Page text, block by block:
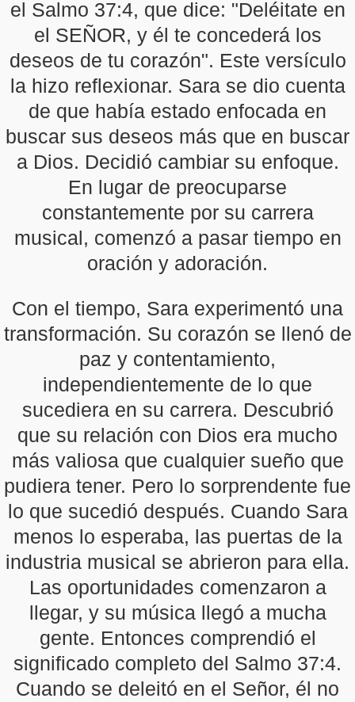
el Salmo 37:4, que dice: "Deléitate en
el SEÑOR, y él te concederá los
deseos de tu corazón". Este versículo
la hizo reflexionar. Sara se dio cuenta
de que había estado enfocada en
buscar sus deseos más que en buscar
a Dios. Decidió cambiar su enfoque.
En lugar de preocuparse
constantemente por su carrera
musical, comenzó a pasar tiempo en
oración y adoración.
Con el tiempo, Sara experimentó una
transformación. Su corazón se llenó de
paz y contentamiento,
independientemente de lo que
sucediera en su carrera. Descubrió
que su relación con Dios era mucho
más valiosa que cualquier sueño que
pudiera tener. Pero lo sorprendente fue
lo que sucedió después. Cuando Sara
menos lo esperaba, las puertas de la
industria musical se abrieron para ella.
Las oportunidades comenzaron a
llegar, y su música llegó a mucha
gente. Entonces comprendió el
significado completo del Salmo 37:4.
Cuando se deleitó en el Señor, él no